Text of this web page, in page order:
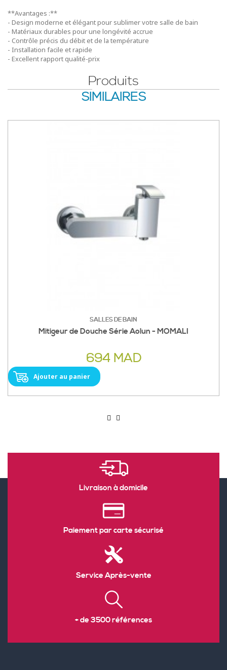
**Avantages :**
- Design moderne et élégant pour sublimer votre salle de bain
- Matériaux durables pour une longévité accrue
- Contrôle précis du débit et de la température
- Installation facile et rapide
- Excellent rapport qualité-prix
Produits
SIMILAIRES
SALLES DE BAIN
Mitigeur de Douche Série Aolun - MOMALI
694 MAD
Ajouter au panier
Livraison à domicile
Paiement par carte sécurisé
Service Après-vente
+ de 3500 références